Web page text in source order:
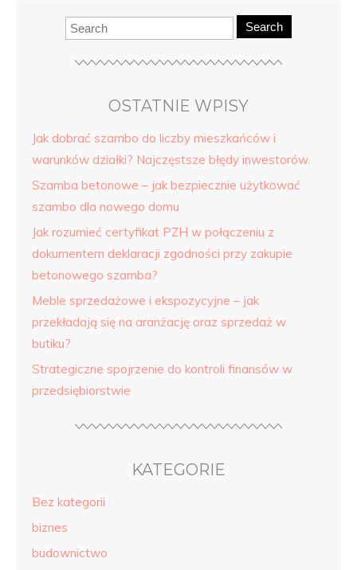
Search
OSTATNIE WPISY
Jak dobrać szambo do liczby mieszkańców i
warunków działki? Najczęstsze błędy inwestorów.
Szamba betonowe – jak bezpiecznie użytkować
szambo dla nowego domu
Jak rozumieć certyfikat PZH w połączeniu z
dokumentem deklaracji zgodności przy zakupie
betonowego szamba?
Meble sprzedażowe i ekspozycyjne – jak
przekładają się na aranżację oraz sprzedaż w
butiku?
Strategiczne spojrzenie do kontroli finansów w
przedsiębiorstwie
KATEGORIE
Bez kategorii
biznes
budownictwo